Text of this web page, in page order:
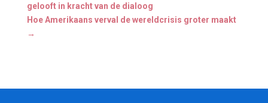
gelooft in kracht van de dialoog
Hoe Amerikaans verval de wereldcrisis groter maakt
→